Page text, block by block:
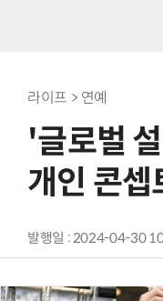
라이프 > 연예
'글로벌
개인 콘셉
발행일 : 2024-04-30